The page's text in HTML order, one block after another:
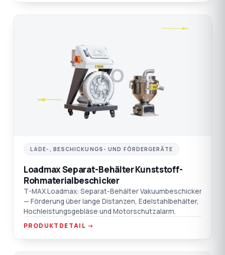
LO
LADE-, BESCHICKUNGS- UND FÖRDERGERÄTE
Loadmax Separat-Behälter Kunststoff-
Rohmaterialbeschicker
T-MAX Loadmax: Separat-Behälter Vakuumbeschicker
— Förderung über lange Distanzen, Edelstahlbehälter,
Hochleistungsgebläse und Motorschutzalarm.
PRODUKTDETAIL →